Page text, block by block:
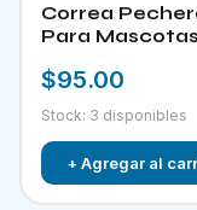
Correa
Para Mascotas
$95.00
Stock: 3 disponibles
+ Agregar al